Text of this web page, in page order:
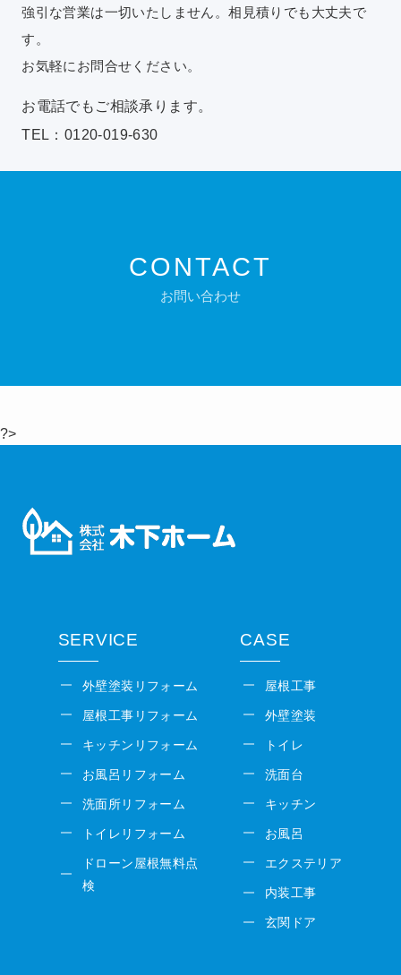
強引な営業は一切いたしません。相見積りでも大丈夫で
す。
お気軽にお問合せください。
お電話でもご相談承ります。
TEL：0120-019-630
CONTACT
お問い合わせ
?>
SERVICE
外壁塗装リフォーム
屋根工事リフォーム
キッチンリフォーム
お風呂リフォーム
洗面所リフォーム
トイレリフォーム
ドローン屋根無料点
検
CASE
屋根工事
外壁塗装
トイレ
洗面台
キッチン
お風呂
エクステリア
内装工事
玄関ドア